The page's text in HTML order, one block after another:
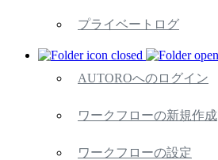
プライベートログ
AUTOROへのログイン
ワークフローの新規作成
ワークフローの設定